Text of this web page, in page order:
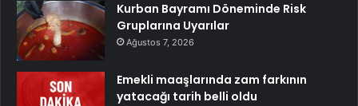
Kurban Bayramı Döneminde Risk
Gruplarına Uyarılar
Ağustos 7, 2026
Emekli maaşlarında zam farkının
yatacağı tarih belli oldu